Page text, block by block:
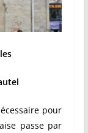
pour
passe par